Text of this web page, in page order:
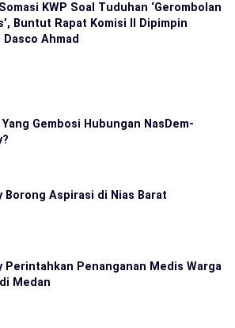
KWP Soal Tuduhan ‘Gerombolan
Buntut Rapat Komisi II Dipimpin
Dasco Ahmad
Yang Gembosi Hubungan NasDem-
Borong Aspirasi di Nias Barat
Perintahkan Penanganan Medis Warga
Medan